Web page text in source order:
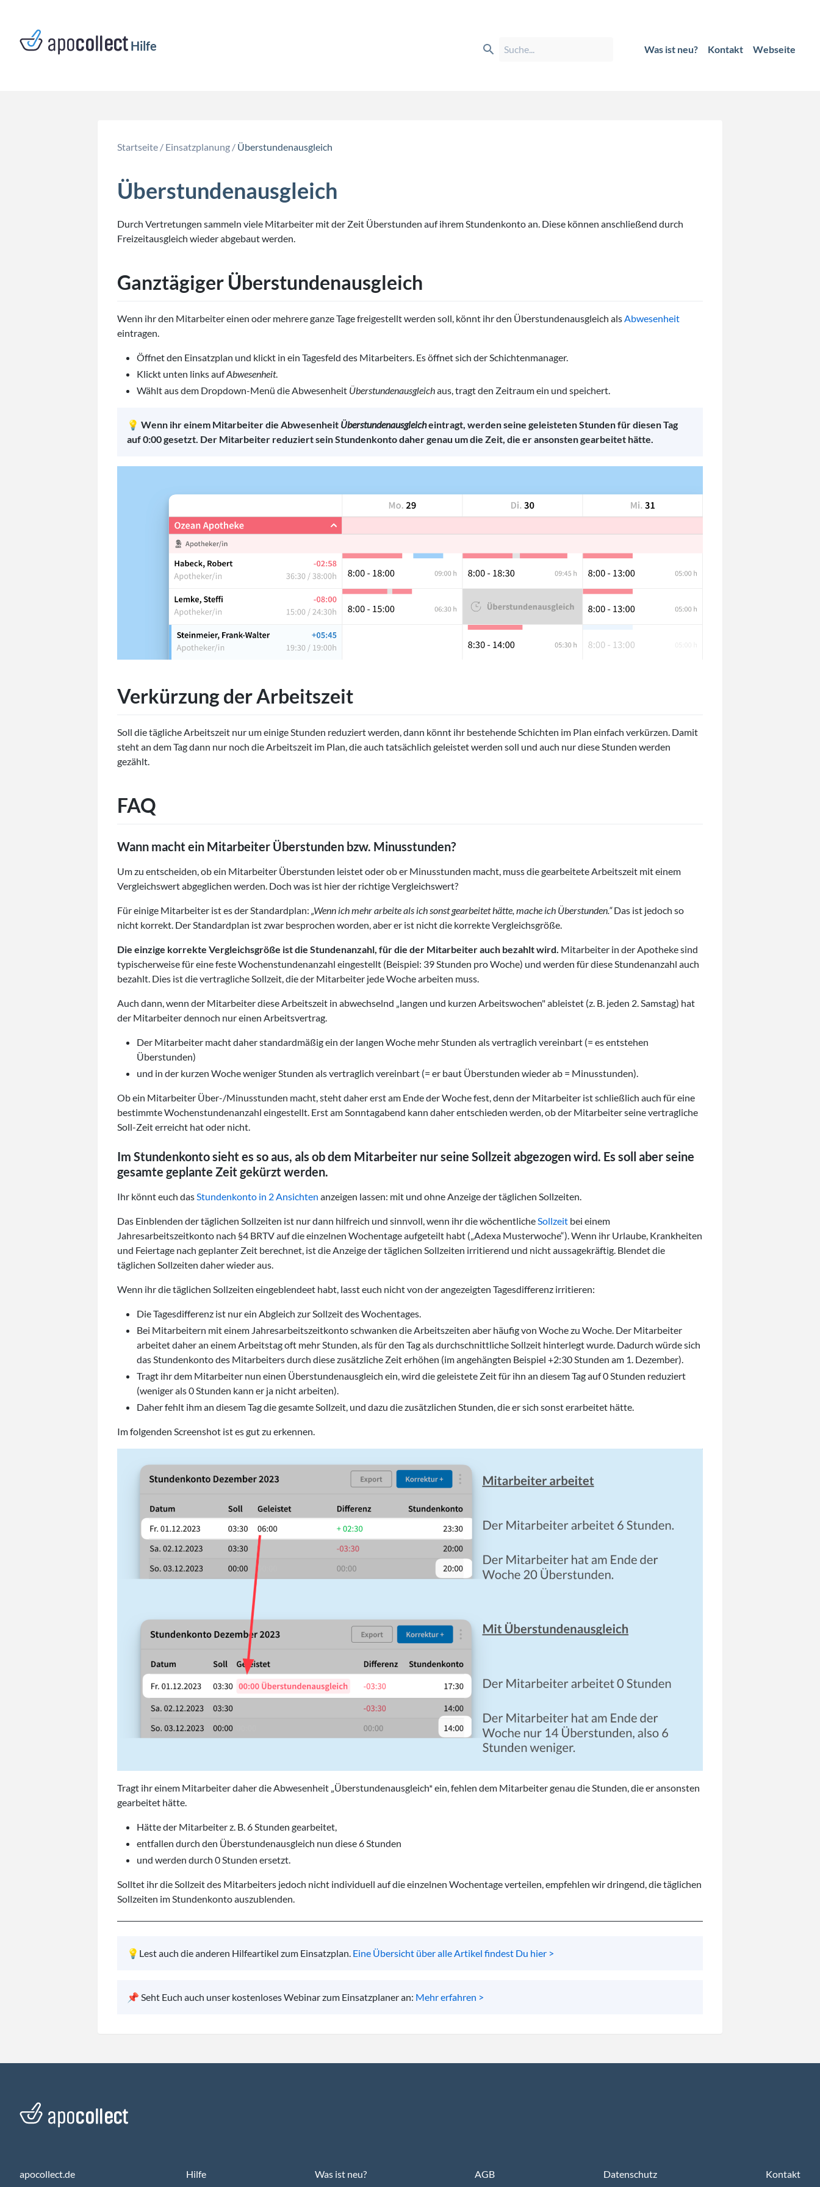
Hilfe Was ist neu? Kontakt Webseite
Startseite / Einsatzplanung / Überstundenausgleich
Überstundenausgleich
Durch Vertretungen sammeln viele Mitarbeiter mit der Zeit Überstunden auf ihrem Stundenkonto an. Diese können anschließend durch
Freizeitausgleich wieder abgebaut werden.
Ganztägiger Überstundenausgleich
Wenn ihr den Mitarbeiter einen oder mehrere ganze Tage freigestellt werden soll, könnt ihr den Überstundenausgleich als Abwesenheit
eintragen.
Öffnet den Einsatzplan und klickt in ein Tagesfeld des Mitarbeiters. Es öffnet sich der Schichtenmanager.
Klickt unten links aufAbwesenheit.
Wählt aus dem Dropdown-Menü die Abwesenheit Überstundenausgleichaus, tragt den Zeitraum ein und speichert.
💡 Wenn ihr einem Mitarbeiter die Abwesenheit Überstundenausgleicheintragt, werden seine geleisteten Stunden für diesen Tag
auf 0:00 gesetzt. Der Mitarbeiter reduziert sein Stundenkonto daher genau um die Zeit, die er ansonsten gearbeitet hätte.
Verkürzung der Arbeitszeit
Soll die tägliche Arbeitszeit nur um einige Stunden reduziert werden, dann könnt ihr bestehende Schichten im Plan einfach verkürzen. Damit
steht an dem Tag dann nur noch die Arbeitszeit im Plan, die auch tatsächlich geleistet werden soll und auch nur diese Stunden werden
gezählt.
FAQ
Wann macht ein Mitarbeiter Überstunden bzw. Minusstunden?
Um zu entscheiden, ob ein Mitarbeiter Überstunden leistet oder ob er Minusstunden macht, muss die gearbeitete Arbeitszeit mit einem
Vergleichswert abgeglichen werden. Doch was ist hier der richtige Vergleichswert?
Für einige Mitarbeiter ist es der Standardplan: „Wenn ich mehr arbeite als ich sonst gearbeitet hätte, mache ich Überstunden.“Das ist jedoch so
nicht korrekt. Der Standardplan ist zwar besprochen worden, aber er ist nicht die korrekte Vergleichsgröße.
Die einzige korrekte Vergleichsgröße ist die Stundenanzahl, für die der Mitarbeiter auch bezahlt wird. Mitarbeiter in der Apotheke sind
typischerweise für eine feste Wochenstundenanzahl eingestellt (Beispiel: 39 Stunden pro Woche) und werden für diese Stundenanzahl auch
bezahlt. Dies ist die vertragliche Sollzeit, die der Mitarbeiter jede Woche arbeiten muss.
Auch dann, wenn der Mitarbeiter diese Arbeitszeit in abwechselnd „langen und kurzen Arbeitswochen" ableistet (z. B. jeden 2. Samstag) hat
der Mitarbeiter dennoch nur einen Arbeitsvertrag.
Der Mitarbeiter macht daher standardmäßig ein der langen Woche mehr Stunden als vertraglich vereinbart (= es entstehen
Überstunden)
und in der kurzen Woche weniger Stunden als vertraglich vereinbart (= er baut Überstunden wieder ab = Minusstunden).
Ob ein Mitarbeiter Über-/Minusstunden macht, steht daher erst am Ende der Woche fest, denn der Mitarbeiter ist schließlich auch für eine
bestimmte Wochenstundenanzahl eingestellt. Erst am Sonntagabend kann daher entschieden werden, ob der Mitarbeiter seine vertragliche
Soll-Zeit erreicht hat oder nicht.
Im Stundenkonto sieht es so aus, als ob dem Mitarbeiter nur seine Sollzeit abgezogen wird. Es soll aber seine
gesamte geplante Zeit gekürzt werden.
Ihr könnt euch das Stundenkonto in 2 Ansichten anzeigen lassen: mit und ohne Anzeige der täglichen Sollzeiten.
Das Einblenden der täglichen Sollzeiten ist nur dann hilfreich und sinnvoll, wenn ihr die wöchentliche Sollzeit bei einem
Jahresarbeitszeitkonto nach §4 BRTV auf die einzelnen Wochentage aufgeteilt habt („Adexa Musterwoche“). Wenn ihr Urlaube, Krankheiten
und Feiertage nach geplanter Zeit berechnet, ist die Anzeige der täglichen Sollzeiten irritierend und nicht aussagekräftig. Blendet die
täglichen Sollzeiten daher wieder aus.
Wenn ihr die täglichen Sollzeiten eingeblendeet habt, lasst euch nicht von der angezeigten Tagesdifferenz irritieren:
Die Tagesdifferenz ist nur ein Abgleich zur Sollzeit des Wochentages.
Bei Mitarbeitern mit einem Jahresarbeitszeitkonto schwanken die Arbeitszeiten aber häufig von Woche zu Woche. Der Mitarbeiter
arbeitet daher an einem Arbeitstag oft mehr Stunden, als für den Tag als durchschnittliche Sollzeit hinterlegt wurde. Dadurch würde sich
das Stundenkonto des Mitarbeiters durch diese zusätzliche Zeit erhöhen (im angehängten Beispiel +2:30 Stunden am 1. Dezember).
Tragt ihr dem Mitarbeiter nun einen Überstundenausgleich ein, wird die geleistete Zeit für ihn an diesem Tag auf 0 Stunden reduziert
(weniger als 0 Stunden kann er ja nicht arbeiten).
Daher fehlt ihm an diesem Tag die gesamte Sollzeit, und dazu die zusätzlichen Stunden, die er sich sonst erarbeitet hätte.
Im folgenden Screenshot ist es gut zu erkennen.
Tragt ihr einem Mitarbeiter daher die Abwesenheit „Überstundenausgleich* ein, fehlen dem Mitarbeiter genau die Stunden, die er ansonsten
gearbeitet hätte.
Hätte der Mitarbeiter z. B. 6 Stunden gearbeitet,
entfallen durch den Überstundenausgleich nun diese 6 Stunden
und werden durch 0 Stunden ersetzt.
Solltet ihr die Sollzeit des Mitarbeiters jedoch nicht individuell auf die einzelnen Wochentage verteilen, empfehlen wir dringend, die täglichen
Sollzeiten im Stundenkonto auszublenden.
💡Lest auch die anderen Hilfeartikel zum Einsatzplan. Eine Übersicht über alle Artikel findest Du hier >
📌 Seht Euch auch unser kostenloses Webinar zum Einsatzplaner an: Mehr erfahren >
apocollect.de Hilfe Was ist neu? AGB Datenschutz Kontakt